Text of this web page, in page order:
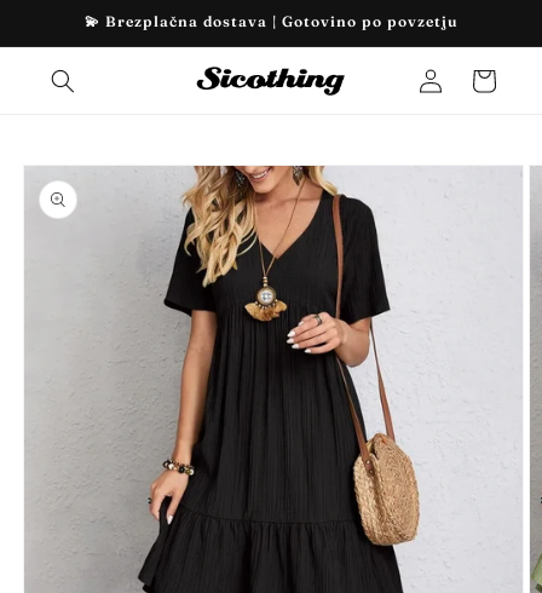
vsebino
💫 Brezplačna dostava | Gotovino po povzetju
Prijava Košarica
informacije
o izdelku